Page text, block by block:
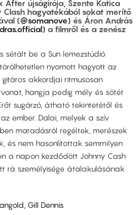
After újságírója, Szente Katica
Clash hagyatékából sokat merítő
(@somanove) és Áron András
) a filmről és a zenész
sétált be a Sun lemezstúdió
nyomott hagyott az
akkordjai ritmusosan
hangja pedig mély és sötét
sugárzó, átható tekintetétől és
ember. Dalai, melyek a szív
maradásról regéltek, merészek
és nem hasonlítottak semmilyen
a napon kezdődött Johnny Cash
rá személyisége átalakulásának
Gill Dennis